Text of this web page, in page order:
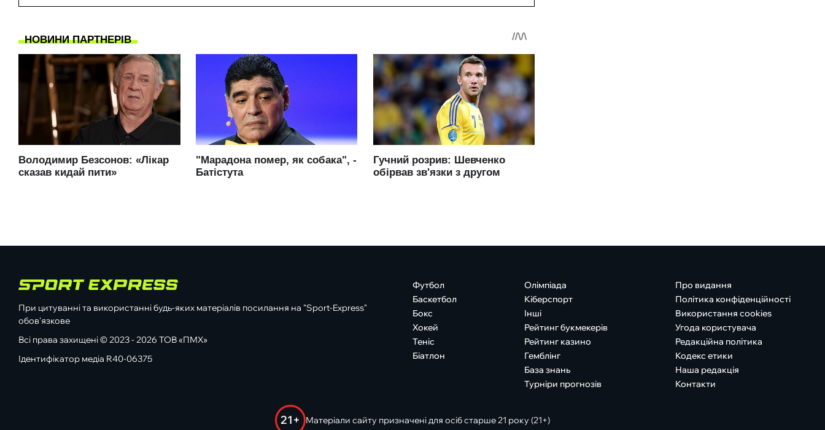
При цитуванні та використанні будь-яких матеріалів посилання на "Sport-Express"
обов'язкове
Всі права захищені © 2023 - 2026 ТОВ «ПМХ»
Ідентифікатор медіа R40-06375
Футбол
Баскетбол
Бокс
Хокей
Теніс
Біатлон
Олімпіада
Кіберспорт
Інші
Рейтинг букмекерів
Рейтинг казино
Гемблінг
База знань
Турніри прогнозів
Про видання
Політика конфіденційності
Використання cookies
Угода користувача
Редакційна політика
Кодекс етики
Наша редакція
Контакти
21+ Матеріали сайту призначені для осіб старше 21 року (21+)